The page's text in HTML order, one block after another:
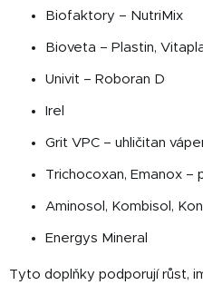
Biofaktory – NutriMix
Bioveta – Plastin,
Univit – Roboran D
Irel
Grit VPC – uhličitan
Trichocoxan, Emanox
Aminosol, Kombisol,
Energys Mineral
Tyto doplňky podporují růst,